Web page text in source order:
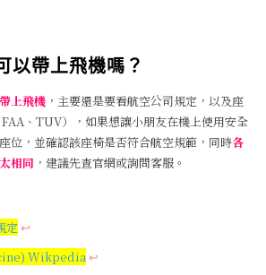
以帶上飛機嗎？
上飛機 ，主要還是要看航空公司規定，以及座
、TUV），如果想讓小朋友在機上使用安全
位，並確認該座椅是否符合航空規範，同時各
相同 ，建議先查官網或詢問客服。
定 ↩︎
Wikpedia ↩︎